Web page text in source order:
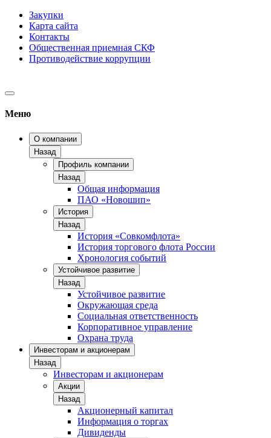
Закупки
Карта сайта
Контакты
Общественная приемная СКФ
Противодействие коррупции
Меню
О компании
Назад
Профиль компании
Назад
Общая информация
ПАО «Новошип»
История
Назад
История «Совкомфлота»
История торгового флота России
Хронология событий
Устойчивое развитие
Назад
Устойчивое развитие
Окружающая среда
Социальная ответственность
Корпоративное управление
Охрана труда
Инвесторам и акционерам
Назад
Инвесторам и акционерам
Акции
Назад
Акционерный капитал
Информация о торгах
Дивиденды